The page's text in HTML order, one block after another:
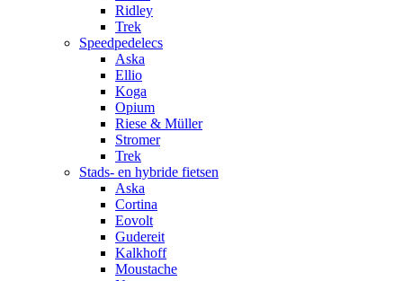
Ridley
Trek
Speedpedelecs
Aska
Ellio
Koga
Opium
Riese & Müller
Stromer
Trek
Stads- en hybride fietsen
Aska
Cortina
Eovolt
Gudereit
Kalkhoff
Moustache